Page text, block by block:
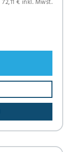
72,11 € inkl. Mwst.